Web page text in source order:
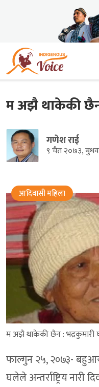
म अझै थाकेकी
गणेश राई
९ चैत २०७३,
आदिवासी महिला
म अझै थाकेकी छैन : भद्रकुमारी
फाल्गुन २५, २०७३-
घलेले अन्तर्राष्ट्रिय